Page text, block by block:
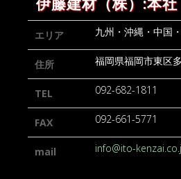
エリア 九州・沖縄・中国
住所 福岡県福岡市東区
TEL 092-682-1811
FAX 092-661-5771
mail info@ito-